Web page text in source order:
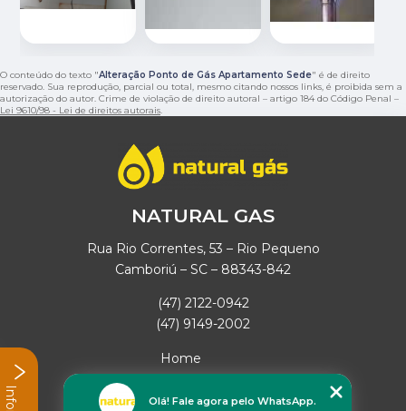
O conteúdo do texto "Alteração Ponto de Gás Apartamento Sede" é de direito
reservado. Sua reprodução, parcial ou total, mesmo citando nossos links, é proibida sem a
autorização do autor. Crime de violação de direito autoral – artigo 184 do Código Penal –
Lei 9610/98 - Lei de direitos autorais.
NATURAL GAS
Rua Rio Correntes, 53 – Rio Pequeno
Camboriú – SC – 88343-842
(47) 2122-0942
(47) 9149-2002
Home
Missão
Olá! Fale agora pelo WhatsApp.